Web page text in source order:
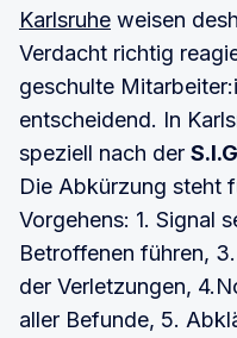
Karlsruhe weisen
Verdacht richtig
geschulte
entscheidend. In
speziell nach der
Die Abkürzung steht
Vorgehens: 1. Signal
Betroffenen führen,
der Verletzungen,
aller Befunde, 5.